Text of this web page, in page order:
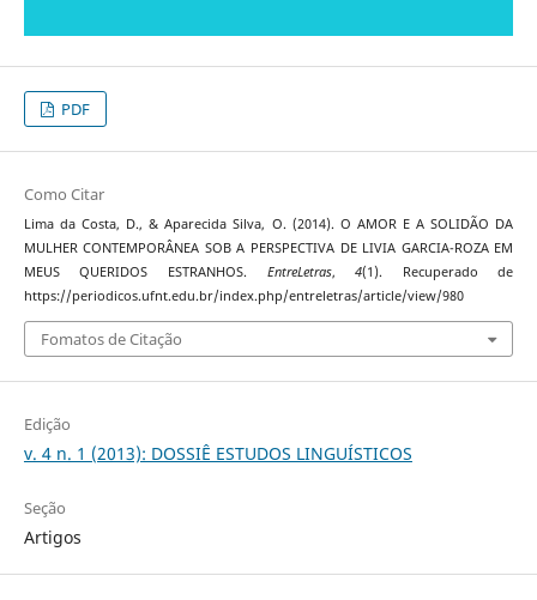
PDF
Como Citar
Lima da Costa, D., & Aparecida Silva, O. (2014). O AMOR E A SOLIDÃO DA
MULHER CONTEMPORÂNEA SOB A PERSPECTIVA DE LIVIA GARCIA-ROZA EM
MEUS QUERIDOS ESTRANHOS. EntreLetras,4(1). Recuperado de
https://periodicos.ufnt.edu.br/index.php/entreletras/article/view/980
Fomatos de Citação
Edição
v. 4 n. 1 (2013): DOSSIÊ ESTUDOS LINGUÍSTICOS
Seção
Artigos